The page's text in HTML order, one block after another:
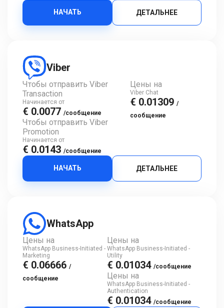
НАЧАТЬ ДЕТАЛЬНЕЕ
Viber
Чтобы отправить Viber
Transaction
Начинается от
€ 0.0077 /сообщение
Чтобы отправить Viber
Promotion
Начинается от
€ 0.0143 /сообщение
Цены на
Viber Chat
€ 0.01309/
сообщение
НАЧАТЬ ДЕТАЛЬНЕЕ
WhatsApp
Цены на
WhatsApp Business-Initiated -
Marketing
€ 0.06666 /
сообщение
Цены на
WhatsApp Business-Initiated -
Utility
€ 0.01034 /сообщение
Цены на
WhatsApp Business-Initiated -
Authentication
€ 0.01034 /сообщение